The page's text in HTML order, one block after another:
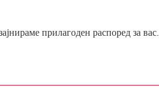
прилагоден распоред за вас.